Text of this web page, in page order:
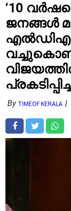
‘10
ജനങ്ങൾ
By TIMEOF KERALA